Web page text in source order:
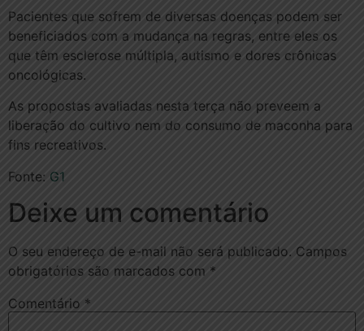
Pacientes que sofrem de diversas doenças podem ser
beneficiados com a mudança na regras, entre eles os
que têm esclerose múltipla, autismo e dores crônicas
oncológicas.
As propostas avaliadas nesta terça não preveem a
liberação do cultivo nem do consumo de maconha para
fins recreativos.
Fonte: G1
Deixe um comentário
O seu endereço de e-mail não será publicado. Campos
obrigatórios são marcados com *
Comentário *